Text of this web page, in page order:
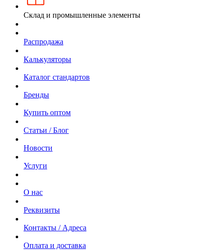
Склад и промышленные элементы
Распродажа
Калькуляторы
Каталог стандартов
Бренды
Купить оптом
Статьи / Блог
Новости
Услуги
О нас
Реквизиты
Контакты / Адреса
Оплата и доставка